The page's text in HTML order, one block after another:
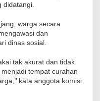
didatangi.
warga secara
dan
dinas sosial.
tak akurat dan tidak
tempat curahan
kata anggota komisi